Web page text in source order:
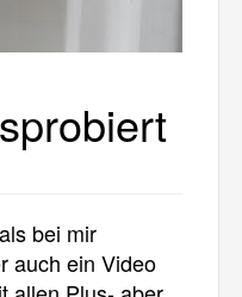
bei mir
auch ein Video